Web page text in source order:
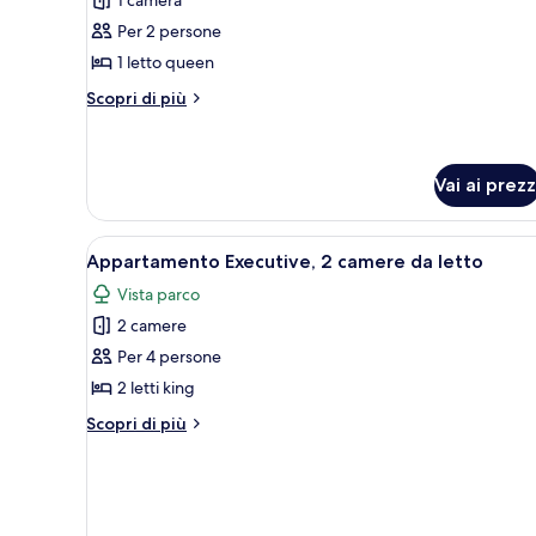
le
foto
per
Appartamento
da
letto
Per 2 persone
1 letto queen
Scopri di più
Altri
1
camera
da
letto
Vai ai
Apri
tutte
le
foto
per
Appartamento
Executive,
2
Una camera da letto
14
Appartamento Executive, 2 camere da letto
Vista parco
2 camere
Per 4 persone
2 letti king
Scopri di più
Altri